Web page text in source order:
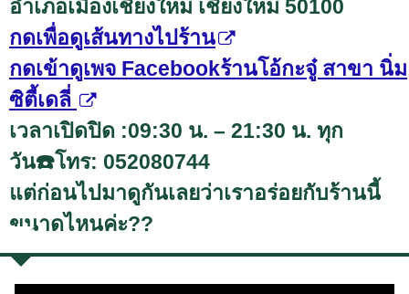
อำเภอเมืองเชียงใหม่ เชียงใหม่ 50100
กดเพื่อดูเส้นทางไปร้าน
กดเข้าดูเพจ Facebookร้านโอ้กะจู๋ สาขา นิ่ม
ซิตี้เดลี่
เวลาเปิดปิด :09:30 น. – 21:30 น. ทุก
วัน☎️โทร: 052080744
แต่ก่อนไปมาดูกันเลยว่าเราอร่อยกับร้านนี้
ขนาดไหนค่ะ??